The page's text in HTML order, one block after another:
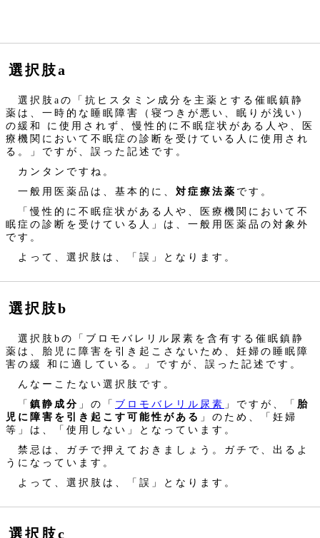
選択肢a
選択肢aの「抗ヒスタミン成分を主薬とする催眠鎮静
薬は、一時的な睡眠障害（寝つきが悪い、眠りが浅い）
の緩和 に使用されず、慢性的に不眠症状がある人や、医
療機関において不眠症の診断を受けている人に使用され
る。」ですが、誤った記述です。
カンタンですね。
一般用医薬品は、基本的に、 対症療法薬 です。
「慢性的に不眠症状がある人や、医療機関において不
眠症の診断を受けている人」は、一般用医薬品の対象外
です。
よって、選択肢は、「誤」となります。
選択肢b
選択肢bの「ブロモバレリル尿素を含有する催眠鎮静
薬は、胎児に障害を引き起こさないため、妊婦の睡眠障
害の緩 和に適している。」ですが、誤った記述です。
んなーこたない選択肢です。
「 鎮静成分 」の「 ブロモバレリル尿素 」ですが、「 胎
児に障害を引き起こす可能性がある 」のため、「妊婦
等」は、「使用しない」となっています。
禁忌は、ガチで押えておきましょう。ガチで、出るよ
うになっています。
よって、選択肢は、「誤」となります。
選択肢c